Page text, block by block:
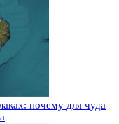
почему для чуда